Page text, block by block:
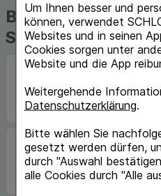
Um Ihnen besser und
können, verwendet
Websites und in seinen
Cookies sorgen unter
Website und die App
Weitergehende
Datenschutzerklärung.
Bitte wählen Sie
gesetzt werden dürfen,
durch "Auswahl
alle Cookies durch "Alle
Beliebte Marken
Schlossapo.de